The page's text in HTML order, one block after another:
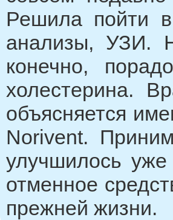
Решила пойти
анализы, УЗИ.
конечно,
холестерина.
объясняется
Norivent.
улучшилось
отменное
прежней жизни.